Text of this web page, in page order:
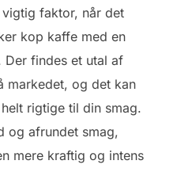
faktor, når det
kop kaffe med en
findes et utal af
markedet, og det kan
rigtige til din smag.
og afrundet smag,
mere kraftig og intens